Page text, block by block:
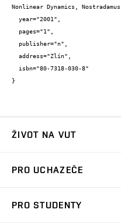
Nonlinear Dynamics,
}
ŽIVOT NA VUT
Koleje
PRO UCHAZEČE
PRO STUDENTY